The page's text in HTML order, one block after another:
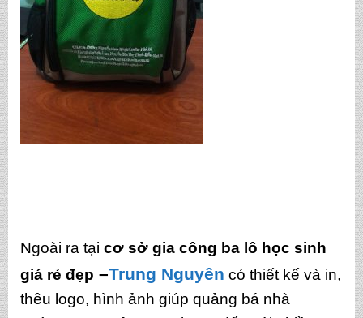
Ngoài ra tại cơ sở gia công ba lô học sinh
giá rẻ đẹp –Trung Nguyên có thiết kế và in,
thêu logo, hình ảnh giúp quảng bá nhà